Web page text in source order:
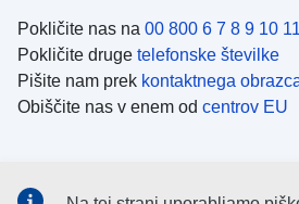
Pokličite nas na 00 800 6 7 8 9 10
Pokličite druge telefonske številke
Pišite nam prek kontaktnega
Obiščite nas v enem od centrov EU